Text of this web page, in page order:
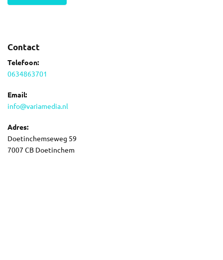
Contact
Telefoon:
0634863701
Email:
info@variamedia.nl
Adres:
Doetinchemseweg 59
7007 CB Doetinchem